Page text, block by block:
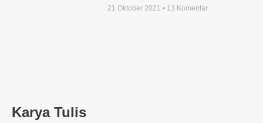
21 Oktober 2021 13 Komentar
Karya Tulis